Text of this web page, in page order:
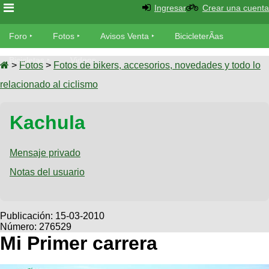
Foro
Foro
TÃ©cnica
Fotos
tu foto
Galeria
XC
Viajes
Descenso
SUBÃ
tu
aviso
Buscar
Ultimos
Fotos
as
Bicicletas
Tandem
Videos
Cicloturismo
Ingresar Crear una cuenta
Foro Fotos Avisos Venta BicicleterÃ­as
Bicicletas Videos
> Fotos > Fotos de bikers, accesorios, novedades y todo lo
relacionado al ciclismo
Kachula
Mensaje privado
Notas del usuario
Publicación: 15-03-2010
Número: 276529
Mi Primer carrera